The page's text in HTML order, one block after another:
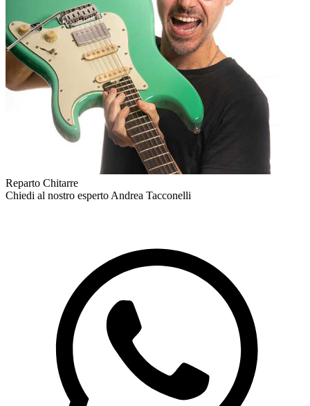
Reparto Chitarre
Chiedi al nostro espertoAndrea Tacconelli